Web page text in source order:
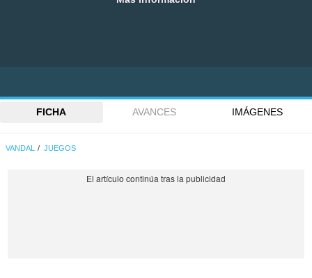
FICHA AVANCES IMÁGENES
VANDAL JUEGOS